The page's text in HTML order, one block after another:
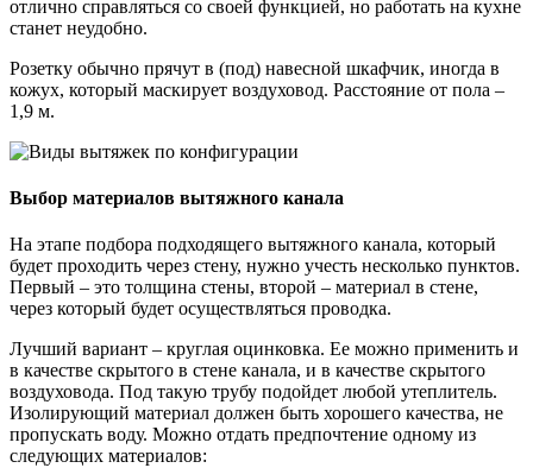
отлично справляться со своей функцией, но работать на кухне
станет неудобно.
Розетку обычно прячут в (под) навесной шкафчик, иногда в
кожух, который маскирует воздуховод. Расстояние от пола –
1,9 м.
Выбор материалов вытяжного канала
На этапе подбора подходящего вытяжного канала, который
будет проходить через стену, нужно учесть несколько пунктов.
Первый – это толщина стены, второй – материал в стене,
через который будет осуществляться проводка.
Лучший вариант – круглая оцинковка. Ее можно применить и
в качестве скрытого в стене канала, и в качестве скрытого
воздуховода. Под такую трубу подойдет любой утеплитель.
Изолирующий материал должен быть хорошего качества, не
пропускать воду. Можно отдать предпочтение одному из
следующих материалов: